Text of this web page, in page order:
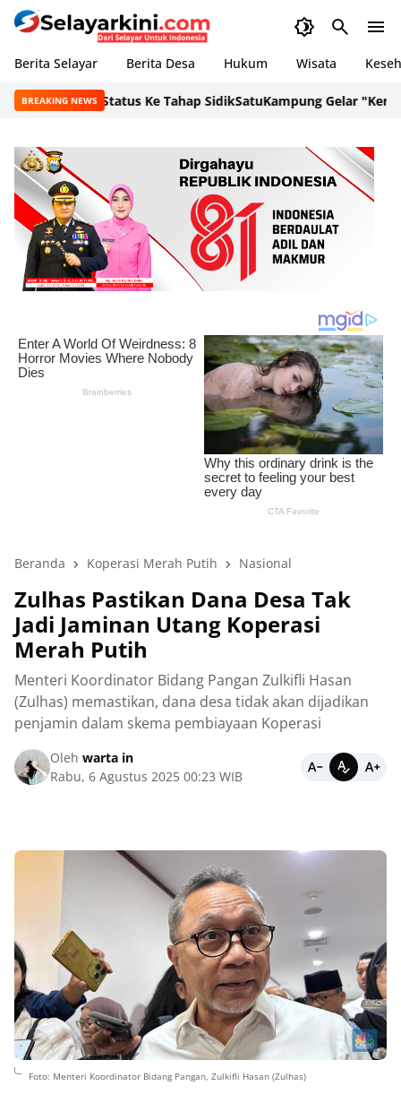
Berita Selayar Berita Desa Hukum Wisata
BREAKING NEWS
Salsa Naik Status Ke Tahap SidikSatuKampung Gelar "Kemah
Beranda Koperasi Merah Putih Nasional
‎Zulhas Pastikan Dana Desa Tak
Jadi Jaminan Utang Koperasi
Merah Putih
Menteri Koordinator Bidang Pangan Zulkifli Hasan
(Zulhas) memastikan, dana desa tidak akan dijadikan
penjamin dalam skema pembiayaan Koperasi
Oleh warta in
Rabu, 6 Agustus 2025 00:23 WIB
Foto: Menteri Koordinator Bidang Pangan, Zulkifli Hasan (Zulhas)